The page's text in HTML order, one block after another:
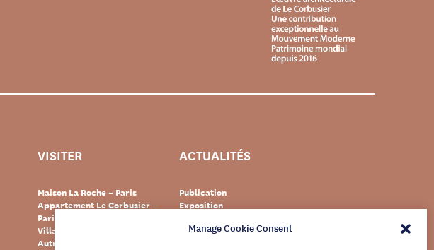
Manage Cookie Consent
VISITER
Maison La Roche – Paris
Appartement Le Corbusier –
Paris
Villa « Le Lac » – Suisse
Autres destinations Le
ACTUALITÉS
Publication
Exposition
Documentaire